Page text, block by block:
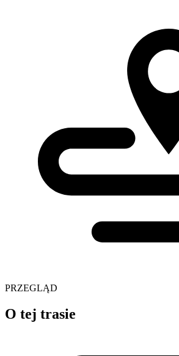
PRZEGLĄD
O tej trasie